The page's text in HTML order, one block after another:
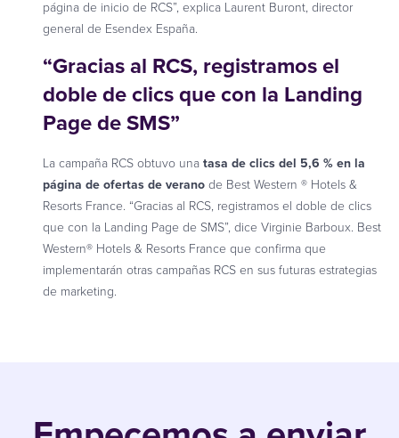
página de inicio de RCS”, explica Laurent Buront, director
general de Esendex España.
“Gracias al RCS, registramos el
doble de clics que con la Landing
Page de SMS”
La campaña RCS obtuvo una tasa de clics del 5,6 % en la
página de ofertas de verano de Best Western ® Hotels &
Resorts France. “Gracias al RCS, registramos el doble de clics
que con la Landing Page de SMS”, dice Virginie Barboux. Best
Western® Hotels & Resorts France que confirma que
implementarán otras campañas RCS en sus futuras estrategias
de marketing.